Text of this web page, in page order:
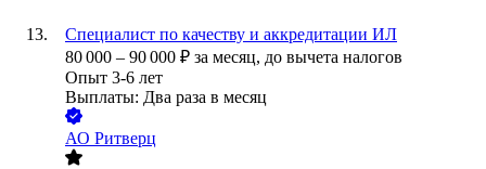
Специалист по качеству и аккредитации ИЛ
80 000 – 90 000 ₽ за месяц, до вычета налогов
Опыт 3-6 лет
Выплаты: Два раза в месяц
АО Ритверц